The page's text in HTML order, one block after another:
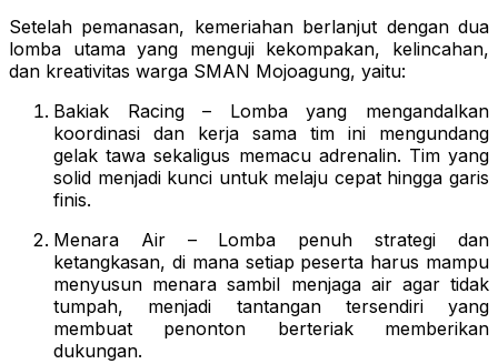
Setelah pemanasan, kemeriahan berlanjut dengan dua
lomba utama yang menguji kekompakan, kelincahan,
dan kreativitas warga SMAN Mojoagung, yaitu:
Bakiak Racing – Lomba yang mengandalkan
koordinasi dan kerja sama tim ini mengundang
gelak tawa sekaligus memacu adrenalin. Tim yang
solid menjadi kunci untuk melaju cepat hingga garis
finis.
Menara Air – Lomba penuh strategi dan
ketangkasan, di mana setiap peserta harus mampu
menyusun menara sambil menjaga air agar tidak
tumpah, menjadi tantangan tersendiri yang
membuat penonton berteriak memberikan
dukungan.